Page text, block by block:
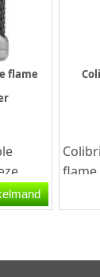
flame
een
flame